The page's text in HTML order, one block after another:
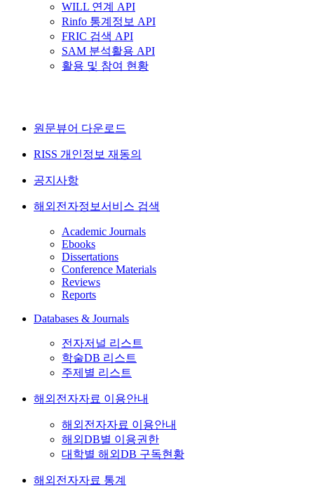
WILL 연계 API
Rinfo 통계정보 API
FRIC 검색 API
SAM 분석활용 API
활용 및 참여 현황
원문뷰어 다운로드
RISS 개인정보 재동의
공지사항
해외전자정보서비스 검색
Academic Journals
Ebooks
Dissertations
Conference Materials
Reviews
Reports
Databases & Journals
전자저널 리스트
학술DB 리스트
주제별 리스트
해외전자자료 이용안내
해외전자자료 이용안내
해외DB별 이용권한
대학별 해외DB 구독현황
해외전자자료 통계